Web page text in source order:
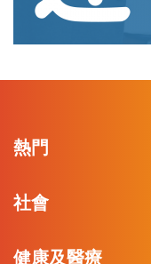
熱門
社會
健康及醫療